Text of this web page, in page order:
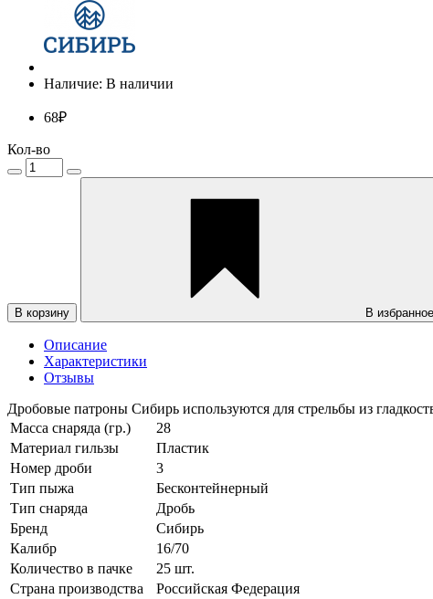
Наличие: В наличии
68₽
Кол-во
В корзину В избранное
Описание
Характеристики
Отзывы
Дробовые патроны Сибирь используются для стрельбы из
Масса снаряда (гр.)
28
Материал гильзы
Пластик
Номер дроби
3
Тип пыжа
Бесконтейнерный
Тип снаряда
Дробь
Бренд
Сибирь
Калибр
16/70
Количество в пачке
25 шт.
Страна производства
Российская Федерация